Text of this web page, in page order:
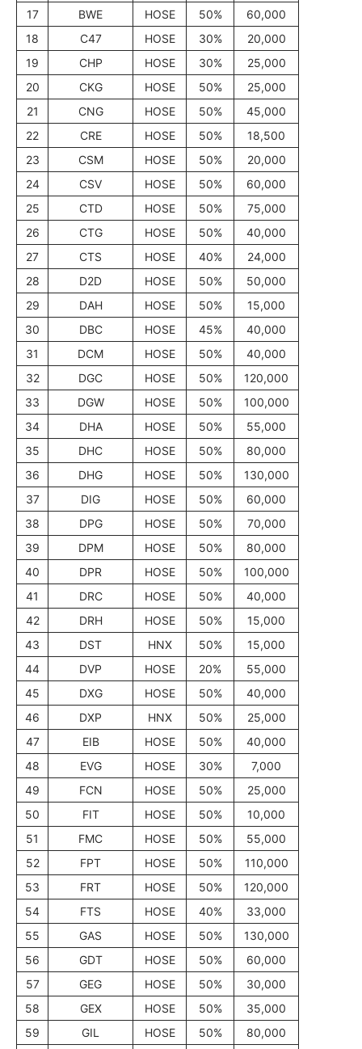
17
BWE HOSE 50%
60,000
18
C47 HOSE 30%
20,000
19
CHP HOSE 30%
25,000
20
CKG HOSE 50%
25,000
21
CNG HOSE 50%
45,000
22
CRE HOSE 50%
18,500
23
CSM HOSE 50%
20,000
24
CSV HOSE 50%
60,000
25
CTD HOSE 50%
75,000
26
CTG HOSE 50%
40,000
27
CTS HOSE 40%
24,000
28
D2D HOSE 50%
50,000
29
DAH HOSE 50%
15,000
30
DBC HOSE 45%
40,000
31
DCM HOSE 50%
40,000
32
DGC HOSE 50%
120,000
33
DGW HOSE 50%
100,000
34
DHA HOSE 50%
55,000
35
DHC HOSE 50%
80,000
36
DHG HOSE 50%
130,000
37
DIG HOSE 50%
60,000
38
DPG HOSE 50%
70,000
39
DPM HOSE 50%
80,000
40
DPR HOSE 50%
100,000
41
DRC HOSE 50%
40,000
42
DRH HOSE 50%
15,000
43
DST HNX 50%
15,000
44
DVP HOSE 20%
55,000
45
DXG HOSE 50%
40,000
46
DXP HNX 50%
25,000
47
EIB HOSE 50%
40,000
48
EVG HOSE 30%
7,000
49
FCN HOSE 50%
25,000
50
FIT HOSE 50%
10,000
51
FMC HOSE 50%
55,000
52
FPT HOSE 50%
110,000
53
FRT HOSE 50%
120,000
54
FTS HOSE 40%
33,000
55
GAS HOSE 50%
130,000
56
GDT HOSE 50%
60,000
57
GEG HOSE 50%
30,000
58
GEX HOSE 50%
35,000
59
GIL HOSE 50%
80,000